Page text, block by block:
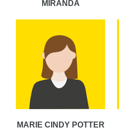
MIRANDA
MARIE CINDY POTTER